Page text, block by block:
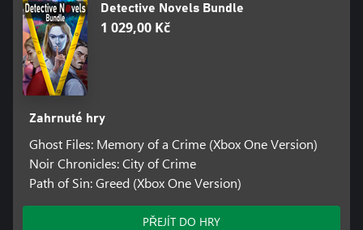
Detective Novels Bundle
1 029,00 Kč
Zahrnuté hry
Ghost Files: Memory of a Crime (Xbox One Version)
Noir Chronicles: City of Crime
Path of Sin: Greed (Xbox One Version)
PŘEJÍT DO HRY